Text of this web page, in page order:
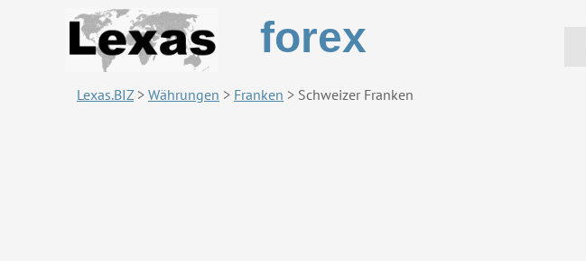
forex
Lexas.BIZ > Währungen > Franken > Schweizer Franken